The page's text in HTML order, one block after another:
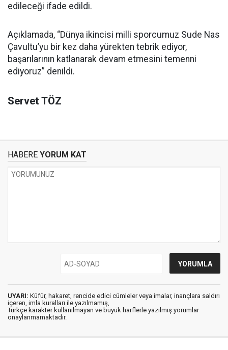
edileceği ifade edildi.
Açıklamada, “Dünya ikincisi milli sporcumuz Sude Nas
Çavultu’yu bir kez daha yürekten tebrik ediyor,
başarılarının katlanarak devam etmesini temenni
ediyoruz” denildi.
Servet TÖZ
HABERE YORUM KAT
UYARI: Küfür, hakaret, rencide edici cümleler veya imalar, inançlara saldırı
içeren, imla kuralları ile yazılmamış,
Türkçe karakter kullanılmayan ve büyük harflerle yazılmış yorumlar
onaylanmamaktadır.